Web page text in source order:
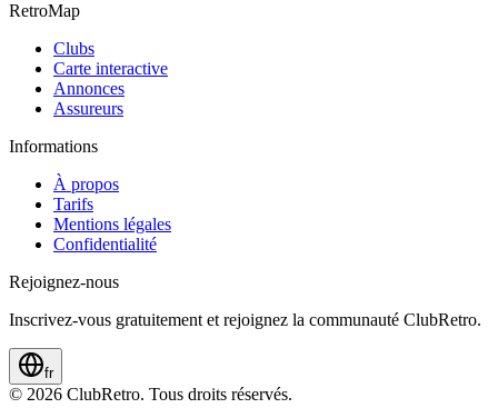
RetroMap
Clubs
Carte interactive
Annonces
Assureurs
Informations
À propos
Tarifs
Mentions légales
Confidentialité
Rejoignez-nous
Inscrivez-vous gratuitement et rejoignez la communauté ClubRetro.
fr
© 2026 ClubRetro. Tous droits réservés.